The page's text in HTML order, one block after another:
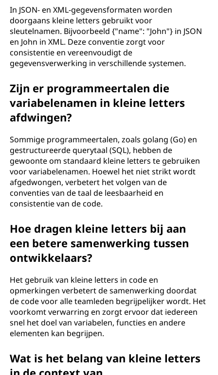
In JSON- en XML-gegevensformaten worden
doorgaans kleine letters gebruikt voor
sleutelnamen. Bijvoorbeeld {"name": "John"} in JSON
en John in XML. Deze conventie zorgt voor
consistentie en vereenvoudigt de
gegevensverwerking in verschillende systemen.
Zijn er programmeertalen die
variabelenamen in kleine letters
afdwingen?
Sommige programmeertalen, zoals golang (Go) en
gestructureerde querytaal (SQL), hebben de
gewoonte om standaard kleine letters te gebruiken
voor variabelenamen. Hoewel het niet strikt wordt
afgedwongen, verbetert het volgen van de
conventies van de taal de leesbaarheid en
consistentie van de code.
Hoe dragen kleine letters bij aan
een betere samenwerking tussen
ontwikkelaars?
Het gebruik van kleine letters in code en
opmerkingen verbetert de samenwerking doordat
de code voor alle teamleden begrijpelijker wordt. Het
voorkomt verwarring en zorgt ervoor dat iedereen
snel het doel van variabelen, functies en andere
elementen kan begrijpen.
Wat is het belang van kleine letters